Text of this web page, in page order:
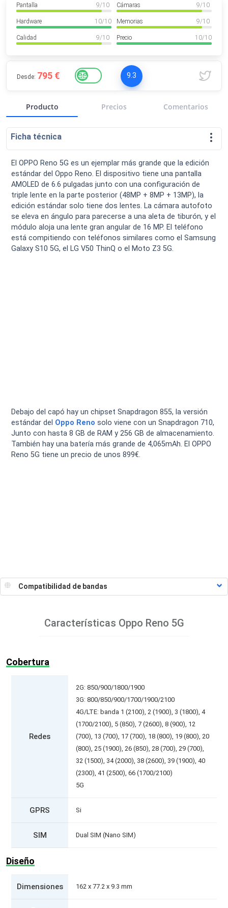
Luchinen
Uruguay
Hola me gustaría saber Si el celula...
VER MÁS
Pantalla 9/ 10 Cámaras 9/ 10
Hardware 10/ 10 Memorias 9/ 10
Calidad 9/ 10 Precio 10/ 10
Desde: 795 € 9.3
Producto Precios Comentarios
Ficha técnica
El OPPO Reno 5G es un ejemplar más grande que la edición
estándar del Oppo Reno. El dispositivo tiene una pantalla
AMOLED de 6.6 pulgadas junto con una configuración de
triple lente en la parte posterior (48MP + 8MP + 13MP), la
edición estándar solo tiene dos lentes. La cámara autofoto
se eleva en ángulo para parecerse a una aleta de tiburón, y el
módulo aloja una lente gran angular de 16 MP. El teléfono
está compitiendo con teléfonos similares como el Samsung
Galaxy S10 5G, el LG V50 ThinQ o el Moto Z3 5G.
Debajo del capó hay un chipset Snapdragon 855, la versión
estándar del Oppo Reno solo viene con un Snapdragon 710,
Junto con hasta 8 GB de RAM y 256 GB de almacenamiento.
También hay una batería más grande de 4,065mAh. El OPPO
Reno 5G tiene un precio de unos 899€.
Características Oppo Reno 5G
Cobertura
Redes
2G: 850/900/1800/1900
3G: 800/850/900/1700/1900/2100
4G/LTE: banda 1 (2100), 2 (1900), 3 (1800), 4
(1700/2100), 5 (850), 7 (2600), 8 (900), 12
(700), 13 (700), 17 (700), 18 (800), 19 (800), 20
(800), 25 (1900), 26 (850), 28 (700), 29 (700),
32 (1500), 34 (2000), 38 (2600), 39 (1900), 40
(2300), 41 (2500), 66 (1700/2100)
5G
GPRS Si
SIM Dual SIM (Nano SIM)
Diseño
Dimensiones 162 x 77.2 x 9.3 mm
Descargas Comparativas
Operadores Eventos Comparador